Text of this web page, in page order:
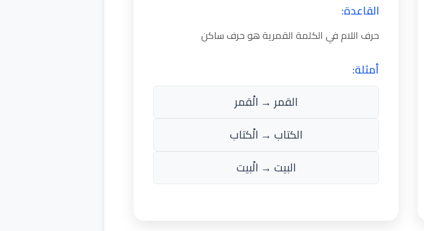
القاعدة:
حرف اللام في الكلمة القمرية هو حرف ساكن
أمثلة:
القمر → الْقمر
الكتاب → الْكتاب
البيت → الْبيت